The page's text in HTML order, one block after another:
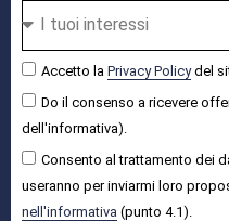
Accetto la Privacy Policydel
Do il consenso a ricevere
dell'informativa).
Consento al trattamento dei
useranno per inviarmi loro
nell'informativa (punto 4.1).